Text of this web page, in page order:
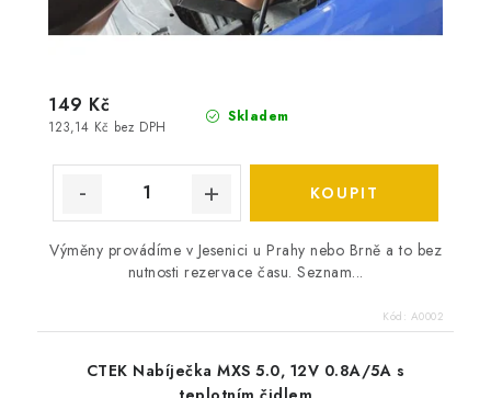
Skladem
123,14 Kč bez DPH
149 Kč
Výměny provádíme v Jesenici u Prahy nebo Brně a to bez
nutnosti rezervace času. Seznam...
Kód: A0002
CTEK Nabíječka MXS 5.0, 12V 0.8A/5A s